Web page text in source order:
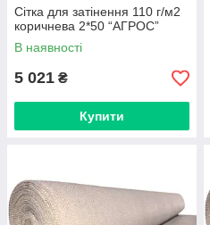
Сітка для затінення 110 г/м2
коричнева 2*50 “AГРОС”
В наявності
5 021 ₴
Купити